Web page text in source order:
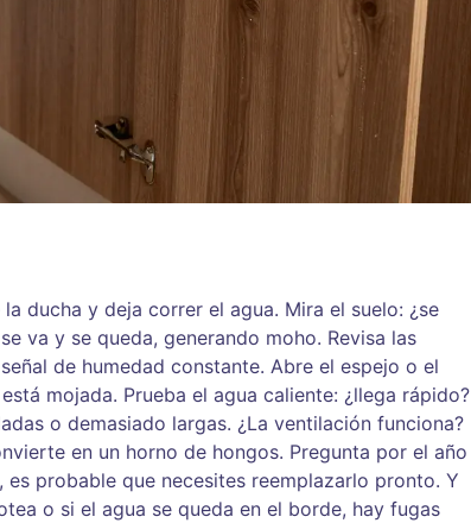
ducha y deja correr el agua. Mira el suelo: ¿se
va y se queda, generando moho. Revisa las
de humedad constante. Abre el espejo o el
mojada. Prueba el agua caliente: ¿llega rápido?
o demasiado largas. ¿La ventilación funciona?
en un horno de hongos. Pregunta por el año
probable que necesites reemplazarlo pronto. Y
o si el agua se queda en el borde, hay fugas